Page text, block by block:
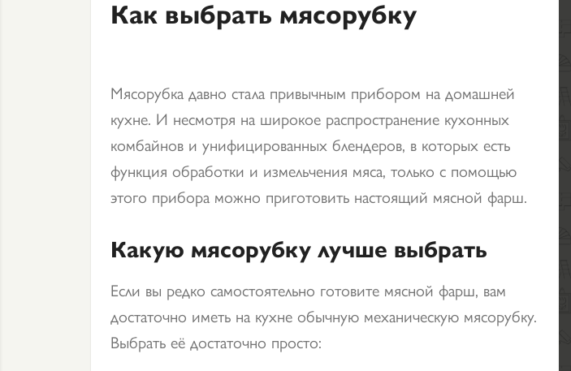
Как выбрать мясорубку
Мясорубка давно стала привычным прибором на домашней
кухне. И несмотря на широкое распространение кухонных
комбайнов и унифицированных блендеров, в которых есть
функция обработки и измельчения мяса, только с помощью
этого прибора можно приготовить настоящий мясной фарш.
Какую мясорубку лучше выбрать
Если вы редко самостоятельно готовите мясной фарш, вам
достаточно иметь на кухне обычную механическую мясорубку.
Выбрать её достаточно просто: